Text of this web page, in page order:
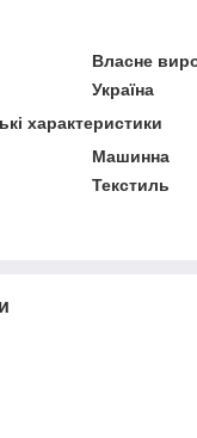
Власне
Україна
характеристики
Машинна
Текстиль